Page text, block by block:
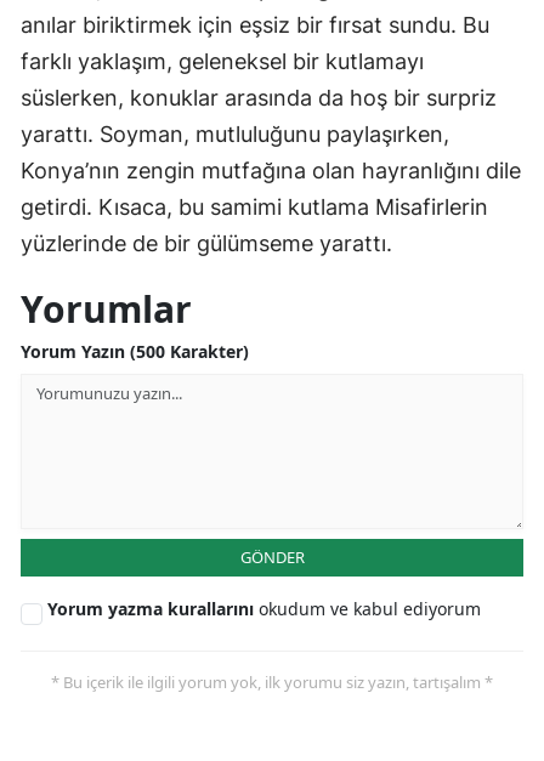
anılar biriktirmek için eşsiz bir fırsat sundu. Bu
farklı yaklaşım, geleneksel bir kutlamayı
süslerken, konuklar arasında da hoş bir surpriz
yarattı. Soyman, mutluluğunu paylaşırken,
Konya’nın zengin mutfağına olan hayranlığını dile
getirdi. Kısaca, bu samimi kutlama Misafirlerin
yüzlerinde de bir gülümseme yarattı.
Yorumlar
Yorum Yazın (500 Karakter)
GÖNDER
Yorum yazma kurallarını okudum ve kabul ediyorum
* Bu içerik ile ilgili yorum yok, ilk yorumu siz yazın, tartışalım *